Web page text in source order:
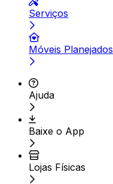
Serviços
Móveis Planejados
Ajuda
Baixe o App
Lojas Físicas